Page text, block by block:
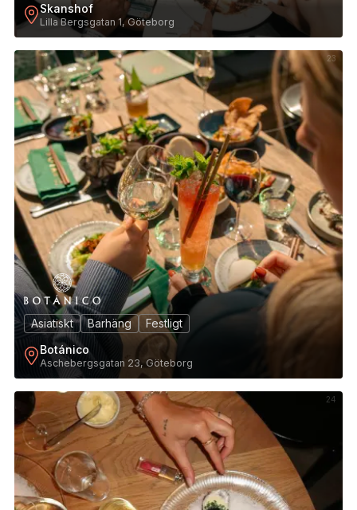
Skanshof
Lilla Bergsgatan 1, Göteborg
23
Asiatiskt Barhäng
Festligt
Botánico
Aschebergsgatan 23, Göteborg
24